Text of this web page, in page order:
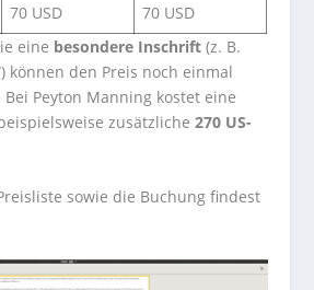
70 USD
70 USD
eine besondere Inschrift (z. B.
können den Preis noch einmal
Peyton Manning kostet eine
zusätzliche270 US-
sowie die Buchung findest